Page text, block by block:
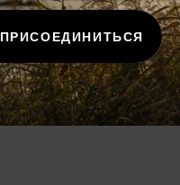
ПРИСОЕДИНИТЬСЯ